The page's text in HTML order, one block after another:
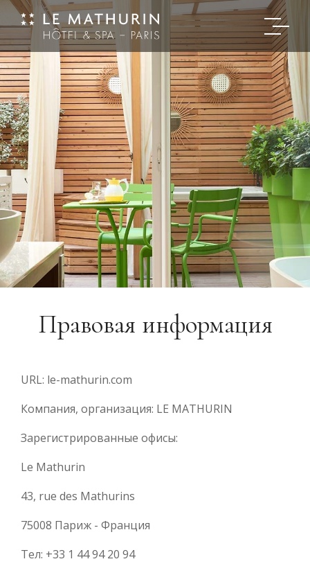
Правовая информация
URL: le-mathurin.com
Компания, организация: LE MATHURIN
Зарегистрированные офисы:
Le Mathurin
43, rue des Mathurins
75008 Париж - Франция
Тел: +33 1 44 94 20 94